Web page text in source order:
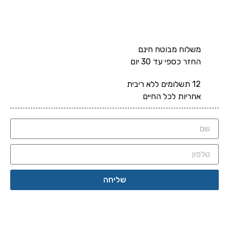
משלוח מבוטח חינם
החזר כספי עד 30 יום
12 תשלומים ללא ריבית
אחריות לכל החיים
שליחה